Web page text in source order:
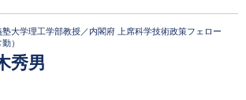
塾大学理工学部教授／内閣府 上席科学技術政策フェロー
）
秀男